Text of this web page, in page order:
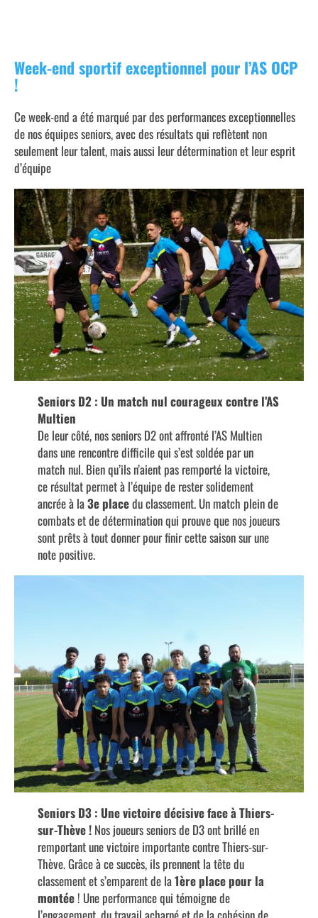
Week-end sportif exceptionnel pour l’AS OCP
!
Ce week-end a été marqué par des performances exceptionnelles
de nos équipes seniors, avec des résultats qui reflètent non
seulement leur talent, mais aussi leur détermination et leur esprit
d’équipe
Seniors D2 : Un match nul courageux contre l’AS
Multien
De leur côté, nos seniors D2 ont affronté l’AS Multien
dans une rencontre difficile qui s’est soldée par un
match nul. Bien qu’ils n’aient pas remporté la victoire,
ce résultat permet à l’équipe de rester solidement
ancrée à la3e placedu classement. Un match plein de
combats et de détermination qui prouve que nos joueurs
sont prêts à tout donner pour finir cette saison sur une
note positive.
Seniors D3 : Une victoire décisive face à Thiers-
sur-Thève !Nos joueurs seniors de D3 ont brillé en
remportant une victoire importante contre Thiers-sur-
Thève. Grâce à ce succès, ils prennent la tête du
classement et s’emparent de la1ère place pour la
montée! Une performance qui témoigne de